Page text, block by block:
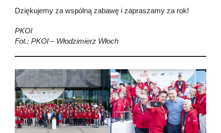
Dziękujemy za wspólną zabawę i zapraszamy za rok!
PKOl
Fot.: PKOl – Włodzimierz Włoch